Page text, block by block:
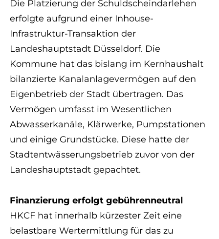
Die Platzierung der Schuldscheindarlehen
erfolgte aufgrund einer Inhouse-
Infrastruktur-Transaktion der
Landeshauptstadt Düsseldorf. Die
Kommune hat das bislang im Kernhaushalt
bilanzierte Kanalanlagevermögen auf den
Eigenbetrieb der Stadt übertragen. Das
Vermögen umfasst im Wesentlichen
Abwasserkanäle, Klärwerke, Pumpstationen
und einige Grundstücke. Diese hatte der
Stadtentwässerungsbetrieb zuvor von der
Landeshauptstadt gepachtet.
Finanzierung erfolgt gebührenneutral
HKCF hat innerhalb kürzester Zeit eine
belastbare Wertermittlung für das zu